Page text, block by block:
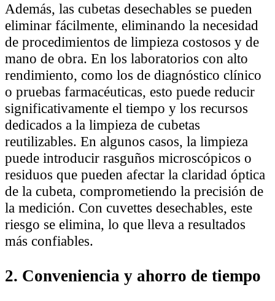
Además, las cubetas desechables se pueden
eliminar fácilmente, eliminando la necesidad
de procedimientos de limpieza costosos y de
mano de obra. En los laboratorios con alto
rendimiento, como los de diagnóstico clínico
o pruebas farmacéuticas, esto puede reducir
significativamente el tiempo y los recursos
dedicados a la limpieza de cubetas
reutilizables. En algunos casos, la limpieza
puede introducir rasguños microscópicos o
residuos que pueden afectar la claridad óptica
de la cubeta, comprometiendo la precisión de
la medición. Con cuvettes desechables, este
riesgo se elimina, lo que lleva a resultados
más confiables.
2. Conveniencia y ahorro de tiempo